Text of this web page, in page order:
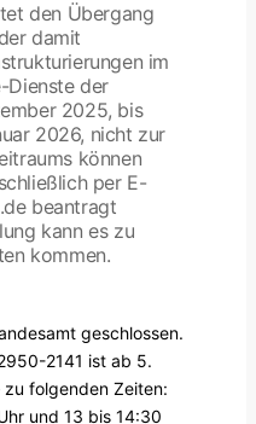
den Übergang
damit
im
Dienste der
2025, bis
2026, nicht zur
können
per E-
beantragt
kann es zu
kommen.
geschlossen.
2141 ist ab 5.
folgenden Zeiten:
und 13 bis 14:30